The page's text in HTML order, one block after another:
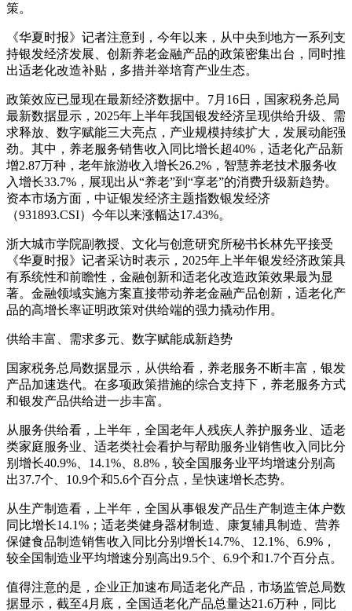
策。
《华夏时报》记者注意到，今年以来，从中央到地方一系列支
持银发经济发展、创新养老金融产品的政策密集出台，同时推
出适老化改造补贴，多措并举培育产业生态。
政策效应已显现在最新经济数据中。7月16日，国家税务总局
最新数据显示，2025年上半年我国银发经济呈现供给升级、需
求释放、数字赋能三大亮点，产业规模持续扩大，发展动能强
劲。其中，养老服务销售收入同比增长超40%，适老化产品新
增2.87万种，老年旅游收入增长26.2%，智慧养老技术服务收
入增长33.7%，展现出从“养老”到“享老”的消费升级新趋势。
资本市场方面，中证银发经济主题指数银发经济
（931893.CSI）今年以来涨幅达17.43%。
浙大城市学院副教授、文化与创意研究所秘书长林先平接受
《华夏时报》记者采访时表示，2025年上半年银发经济政策具
有系统性和前瞻性，金融创新和适老化改造政策效果最为显
著。金融领域实施方案直接带动养老金融产品创新，适老化产
品的高增长率证明政策对供给端的强力撬动作用。
供给丰富、需求多元、数字赋能成新趋势
国家税务总局数据显示，从供给看，养老服务不断丰富，银发
产品加速迭代。在多项政策措施的综合支持下，养老服务方式
和银发产品供给进一步丰富。
从服务供给看，上半年，全国老年人残疾人养护服务业、适老
类家庭服务业、适老类社会看护与帮助服务业销售收入同比分
别增长40.9%、14.1%、8.8%，较全国服务业平均增速分别高
出37.7个、10.9个和5.6个百分点，呈快速增长态势。
从生产制造看，上半年，全国从事银发产品生产制造主体户数
同比增长14.1%；适老类健身器材制造、康复辅具制造、营养
保健食品制造销售收入同比分别增长14.7%、12.1%、6.9%，
较全国制造业平均增速分别高出9.5个、6.9个和1.7个百分点。
值得注意的是，企业正加速布局适老化产品，市场监管总局数
据显示，截至4月底，全国适老化产品总量达21.6万种，同比